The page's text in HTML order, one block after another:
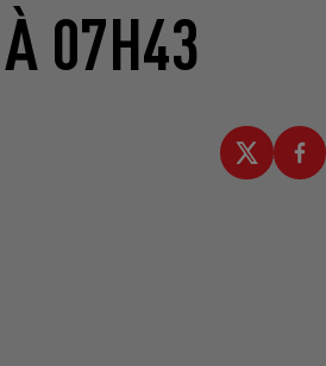
07H43